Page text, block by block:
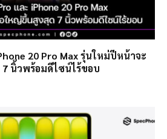
20 Pro Max รุ่นใหม่ปีหน้าจะ
นิ้วพร้อมดีไซน์ไร้ขอบ